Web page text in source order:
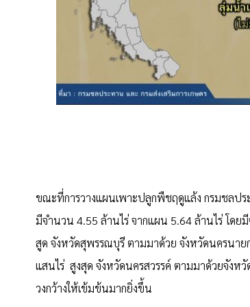
ขณะที่การวางแผนเพาะปลูกพืชฤดูแล้ง กรมชลป
มีจำนวน 4.55 ล้านไร่ จากแผน 5.64 ล้านไร่ โด
สูด จังหวัดสุพรรณบุรี ตามมาด้วย จังหวัดนครนา
แสนไร่ สูงสุด จังหวัดนครสวรรค์ ตามมาด้วยจังห
วงกว้างให้เข้มข้นมากยิ่งขึ้น